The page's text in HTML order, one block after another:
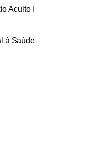
Adulto I
à Saúde